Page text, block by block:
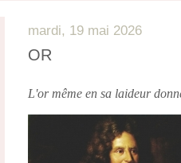
mardi, 19 mai 2026
OR
L'or même en sa laideur